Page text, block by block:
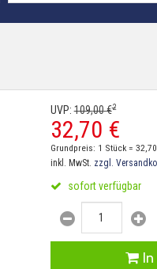
UVP:109,00€2
32,70 €
Grundpreis: 1 Stück = 32,70
inkl. MwSt. zzgl.
sofort verfügbar